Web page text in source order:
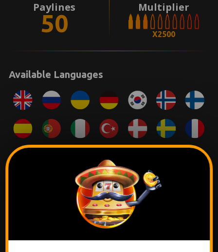
Paylines
50
Multiplier
X2500
Available Languages
Перейти к промо